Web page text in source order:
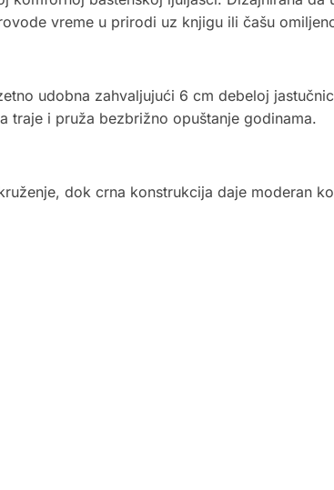
vreme u prirodi uz knjigu ili čašu
udobna zahvaljujući 6 cm debeloj
traje i pruža bezbrižno opuštanje godinama.
dok crna konstrukcija daje moderan